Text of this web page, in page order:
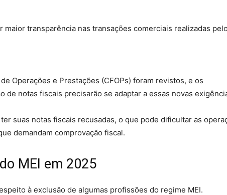
transparência nas transações comerciais realizadas
Operações e Prestações (CFOPs) foram revistos, e os
notas fiscais precisarão se adaptar a essas novas
suas notas fiscais recusadas, o que pode dificultar as
demandam comprovação fiscal.
MEI em 2025
à exclusão de algumas profissões do regime MEI.